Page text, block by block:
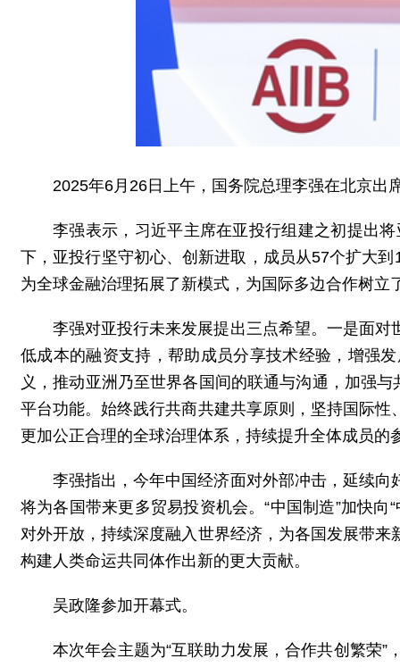
2025年6月26日上午，国务院总理李强在北京出
李强表示，习近平主席在亚投行组建之初提出
下，亚投行坚守初心、创新进取，成员从57个扩大
为全球金融治理拓展了新模式，为国际多边合作树立
李强对亚投行未来发展提出三点希望。一是面
低成本的融资支持，帮助成员分享技术经验，增强
义，推动亚洲乃至世界各国间的联通与沟通，加强
平台功能。始终践行共商共建共享原则，坚持国际
更加公正合理的全球治理体系，持续提升全体成员的
李强指出，今年中国经济面对外部冲击，延续
将为各国带来更多贸易投资机会。“中国制造”加快
对外开放，持续深度融入世界经济，为各国发展带
构建人类命运共同体作出新的更大贡献。
吴政隆参加开幕式。
本次年会主题为“互联助力发展，合作共创繁荣